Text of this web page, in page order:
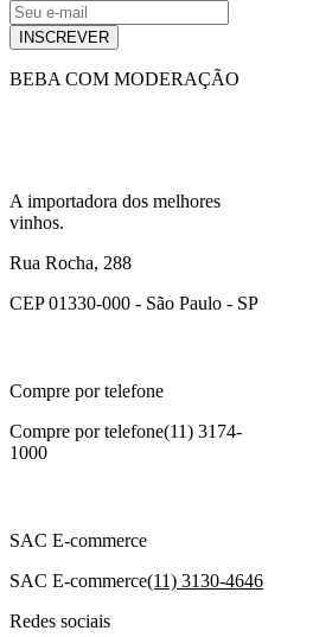
INSCREVER
BEBA COM MODERAÇÃO
A importadora dos melhores
vinhos.
Rua Rocha, 288
CEP 01330-000 - São Paulo - SP
Compre por telefone
Compre por telefone(11) 3174-
1000
SAC E-commerce
SAC E-commerce(11) 3130-4646
Redes sociais